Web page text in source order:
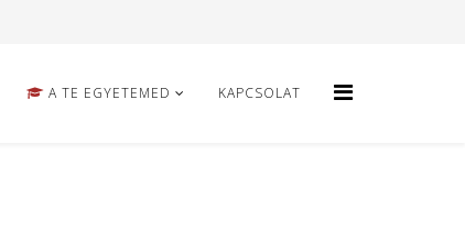
A TE EGYETEMED KAPCSOLAT